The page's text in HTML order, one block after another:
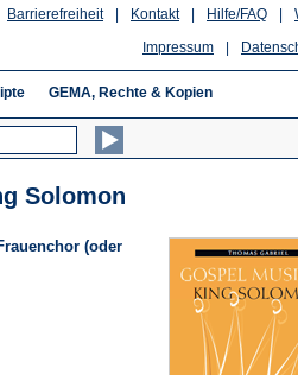
Hilfe/FAQ
Kontakt
Barrierefreiheit
Impressum
GEMA, Rechte & Kopien
Solomon
(oder